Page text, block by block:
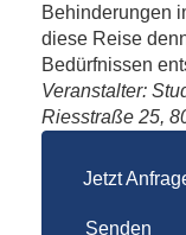
Behinderungen
diese Reise
Bedürfnissen
Veranstalter:
Riesstraße 25,
Jetzt
Senden